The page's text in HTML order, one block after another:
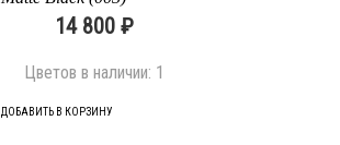
14 800 ₽
Цветов в наличии: 1
ДОБАВИТЬ В КОРЗИНУ